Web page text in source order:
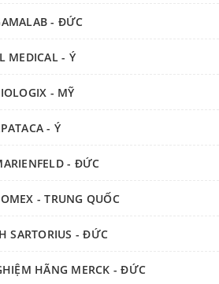
- ĐỨC
MEDICAL - Ý
- MỸ
- Ý
- ĐỨC
- TRUNG QUỐC
SARTORIUS - ĐỨC
HÃNG MERCK - ĐỨC